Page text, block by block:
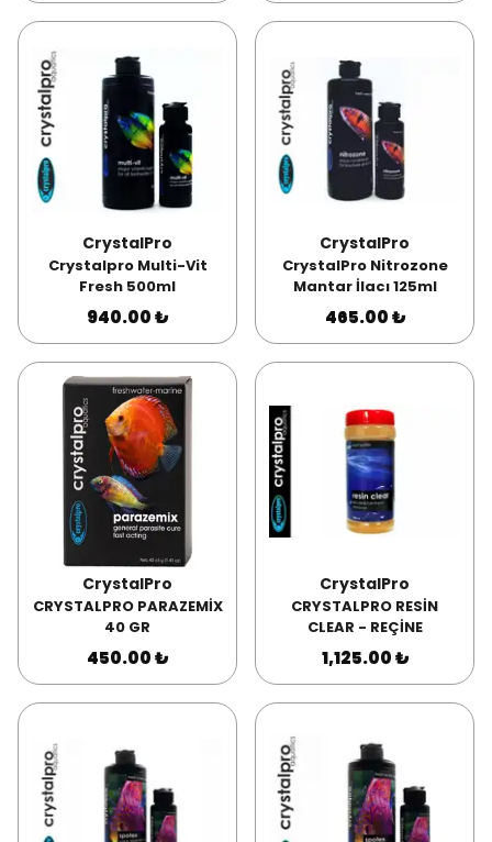
CrystalPro
Crystalpro Multi-Vit
Fresh 500ml
940.00 ₺
CrystalPro
CrystalPro Nitrozone
Mantar İlacı 125ml
465.00 ₺
CrystalPro
CRYSTALPRO PARAZEMİX
40 GR
450.00 ₺
CrystalPro
CRYSTALPRO RESİN
CLEAR - REÇİNE
1,125.00 ₺